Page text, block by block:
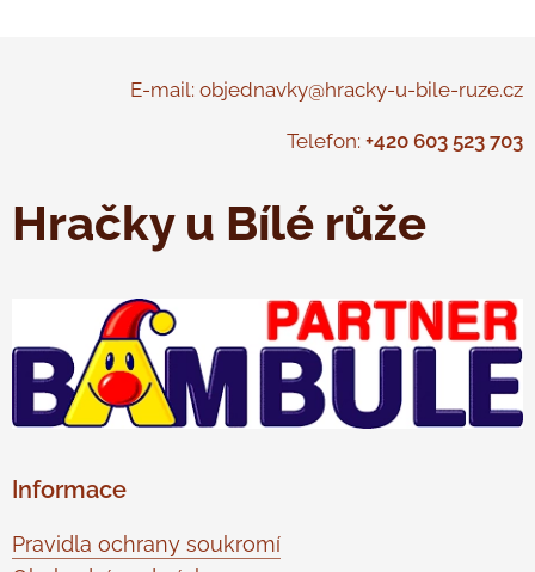
E-mail: objednavky@hracky-u-bile-ruze.cz
Telefon: +420 603 523 703
Hračky u Bílé růže
Informace
Pravidla ochrany soukromí